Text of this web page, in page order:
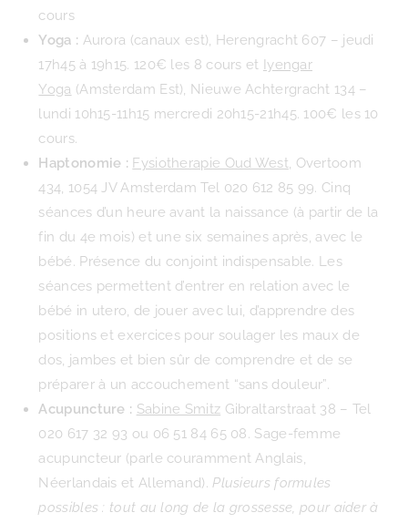
cours
Yoga : Aurora (canaux est), Herengracht 607 – jeudi
17h45 à 19h15. 120€ les 8 cours et Iyengar
Yoga (Amsterdam Est), Nieuwe Achtergracht 134 –
lundi 10h15-11h15 mercredi 20h15-21h45. 100€ les 10
cours.
Haptonomie : Fysiotherapie Oud West, Overtoom
434, 1054 JV Amsterdam Tel 020 612 85 99. Cinq
séances d’un heure avant la naissance (à partir de la
fin du 4e mois) et une six semaines après, avec le
bébé. Présence du conjoint indispensable. Les
séances permettent d’entrer en relation avec le
bébé in utero, de jouer avec lui, d’apprendre des
positions et exercices pour soulager les maux de
dos, jambes et bien sûr de comprendre et de se
préparer à un accouchement “sans douleur”.
Acupuncture : Sabine Smitz Gibraltarstraat 38 – Tel
020 617 32 93 ou 06 51 84 65 08. Sage-femme
acupuncteur (parle couramment Anglais,
Néerlandais et Allemand).Plusieurs formules
possibles : tout au long de la grossesse, pour aider à